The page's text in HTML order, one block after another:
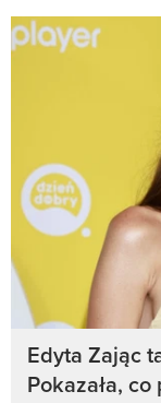
Edyta Zając
Pokazała,